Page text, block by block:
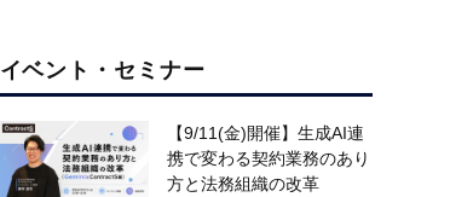
イベント・セミナー
【9/11(金)開催】生成AI連
携で変わる契約業務のあり
方と法務組織の改革